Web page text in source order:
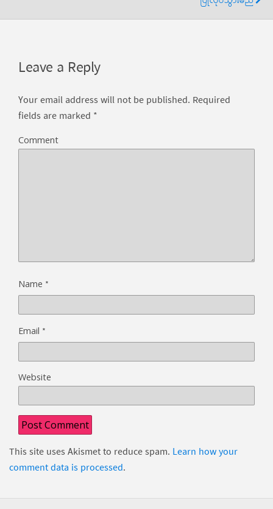
Leave a Reply
Your email address will not be published. Required
fields are marked *
Comment
Name *
Email *
Website
This site uses Akismet to reduce spam. Learn how your
comment data is processed.